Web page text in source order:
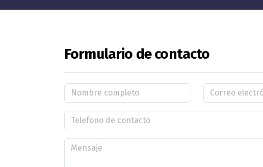
Formulario de contacto